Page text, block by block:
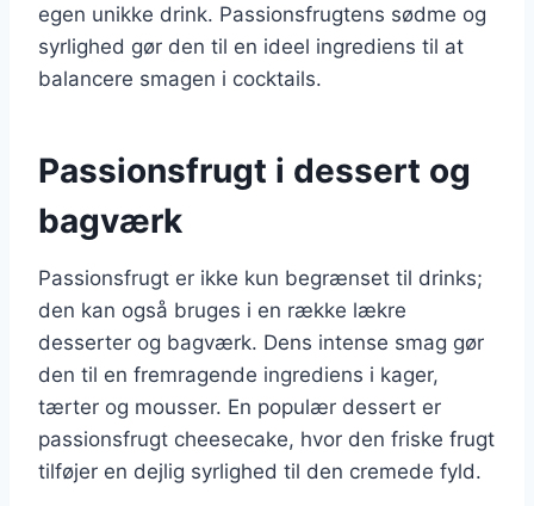
egen unikke drink. Passionsfrugtens sødme og
syrlighed gør den til en ideel ingrediens til at
balancere smagen i cocktails.
Passionsfrugt i dessert og
bagværk
Passionsfrugt er ikke kun begrænset til drinks;
den kan også bruges i en række lækre
desserter og bagværk. Dens intense smag gør
den til en fremragende ingrediens i kager,
tærter og mousser. En populær dessert er
passionsfrugt cheesecake, hvor den friske frugt
tilføjer en dejlig syrlighed til den cremede fyld.